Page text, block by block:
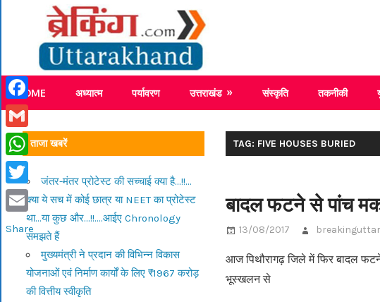
content
Breaking News Uttarakhand
HOME अध्यात्म पर्यावरण उत्तराखंड संस्कृति तकनीकी
TAG: FIVE HOUSES BURIED
बादल फटने से पांच
13/08/2017
आज पिथौरागढ़ जिले में फिर बादल
भूस्खलन से
ताजा खबरें
जंतर-मंतर प्रोटेस्ट की सच्चाई क्या है…!!…
क्या ये सच में कोई छात्र या NEET का प्रोटेस्ट
था…या कुछ और…!!….आईए Chronology
समझते हैं
मुख्यमंत्री ने प्रदान की विभिन्न विकास
योजनाओं एवं निर्माण कार्यों के लिए ₹1967 करोड़
की वित्तीय स्वीकृति
Facebook
Gmail
WhatsApp
Twitter
Email
Share